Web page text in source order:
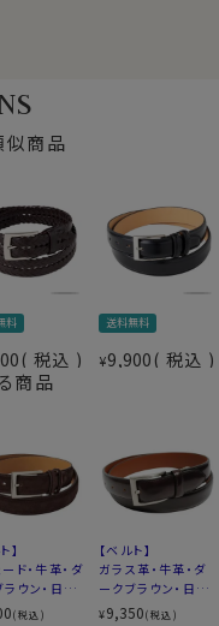
せん。
為、色落ち、
⇒
似商品
料
税込
送料無料
¥9,900 税込
商品
】
ド・牛革・ダ
ラウン・日本
(税込)
【ベルト】
ガラス革・牛革・ダ
ークブラウン・日本
製
¥9,350(税込)